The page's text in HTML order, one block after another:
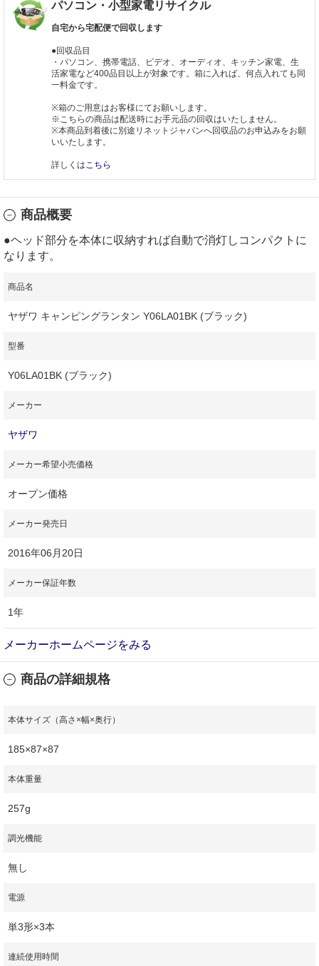
パソコン・小型家電リサイクル
自宅から宅配便で回収します
●回収品目
・パソコン、携帯電話、ビデオ、オーディオ、キッチン家電、生
活家電など400品目以上が対象です。箱に入れば、何点入れても同
一料金です。
※箱のご用意はお客様にてお願いします。
※こちらの商品は配送時にお手元品の回収はいたしません。
※本商品到着後に別途リネットジャパンへ回収品のお申込みをお願
いいたします。
詳しくは こちら
商品概要
●ヘッド部分を本体に収納すれば自動で消灯しコンパクトに
なります。
商品名
ヤザワ キャンピングランタン Y06LA01BK (ブラック)
型番
Y06LA01BK (ブラック)
メーカー
ヤザワ
メーカー希望小売価格
オープン価格
メーカー発売日
2016年06月20日
メーカー保証年数
1年
メーカーホームページをみる
商品の詳細規格
本体サイズ（高さ×幅×奥行）
185×87×87
本体重量
257g
調光機能
無し
電源
単3形×3本
連続使用時間